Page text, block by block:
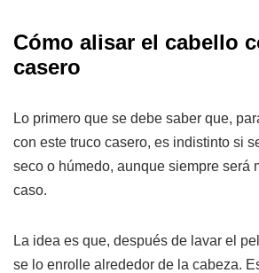
Cómo alisar el cabello
casero
Lo primero que se debe saber que,
con este truco casero, es indistinto si
seco o húmedo, aunque siempre será
caso.
La idea es que, después de lavar el
se lo enrolle alrededor de la cabeza.